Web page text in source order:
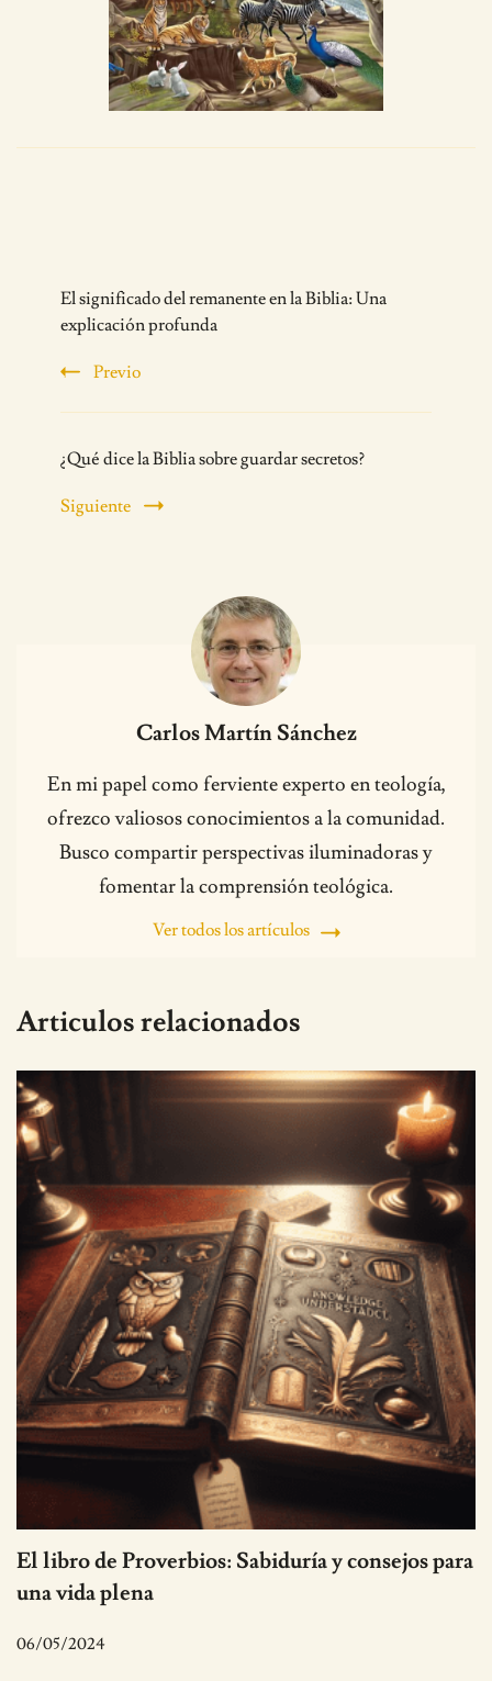
Navigation
El significado del remanente en la Biblia: Una
explicación profunda
Previo
¿Qué dice la Biblia sobre guardar secretos?
Siguiente
Carlos Martín Sánchez
En mi papel como ferviente experto en teología,
ofrezco valiosos conocimientos a la comunidad.
Busco compartir perspectivas iluminadoras y
fomentar la comprensión teológica.
Ver todos los artículos
Articulos relacionados
El libro de Proverbios: Sabiduría y consejos para
una vida plena
06/05/2024